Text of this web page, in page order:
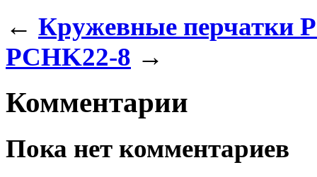
← Кружевные перчатки
PCHK22-8 →
Комментарии
Пока нет комментариев